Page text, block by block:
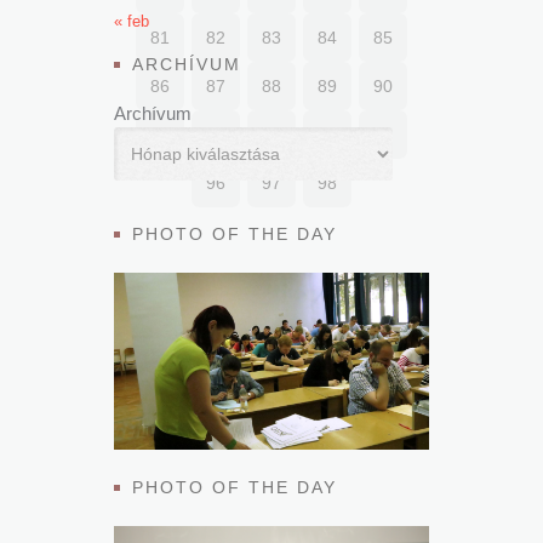
81 82 83 84 85
86 87 88 89 90
96 97 98
« feb
ARCHÍVUM
Archívum
PHOTO OF THE DAY
PHOTO OF THE DAY